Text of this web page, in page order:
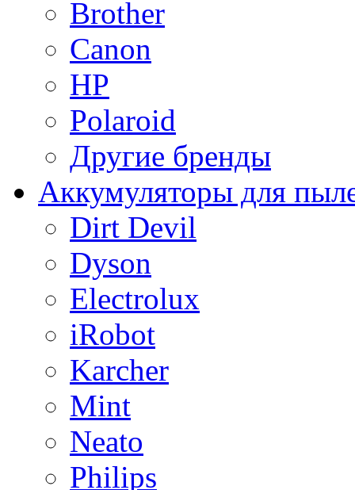
Brother
Canon
HP
Polaroid
Другие бренды
Аккумуляторы для
Dirt Devil
Dyson
Electrolux
iRobot
Karcher
Mint
Neato
Philips